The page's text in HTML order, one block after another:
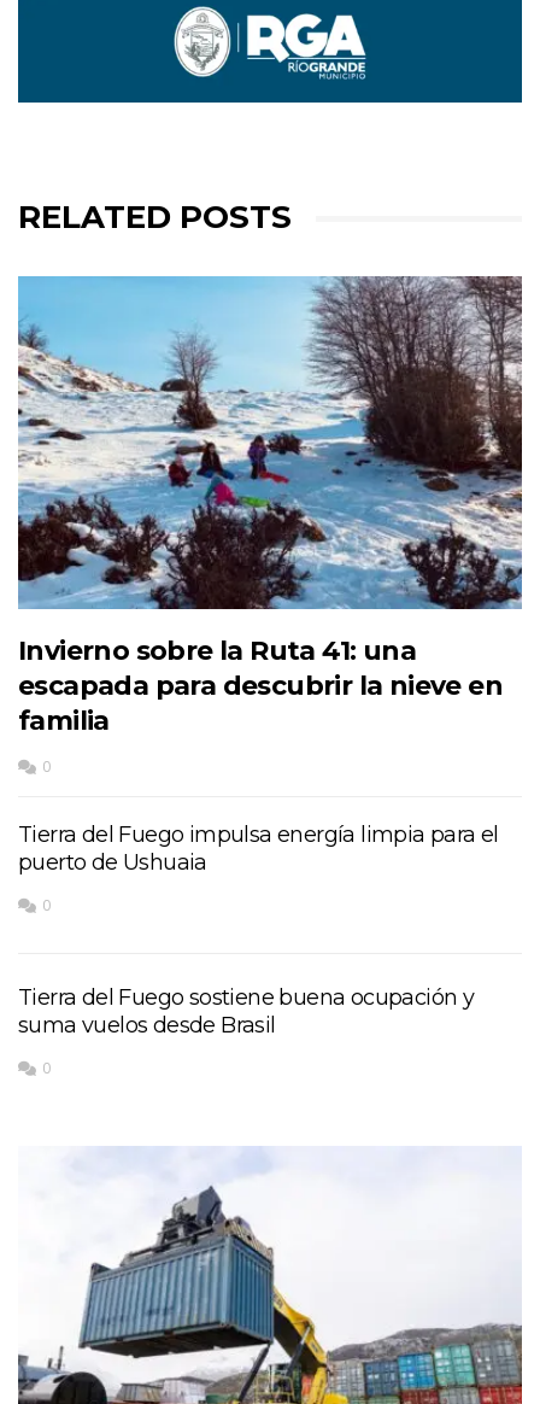
RELATED POSTS
Invierno sobre la Ruta 41: una
escapada para descubrir la nieve en
familia
0
Tierra del Fuego impulsa energía limpia para el
puerto de Ushuaia
0
Tierra del Fuego sostiene buena ocupación y
suma vuelos desde Brasil
0